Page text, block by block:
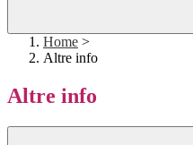
Home >
Altre info
Altre info